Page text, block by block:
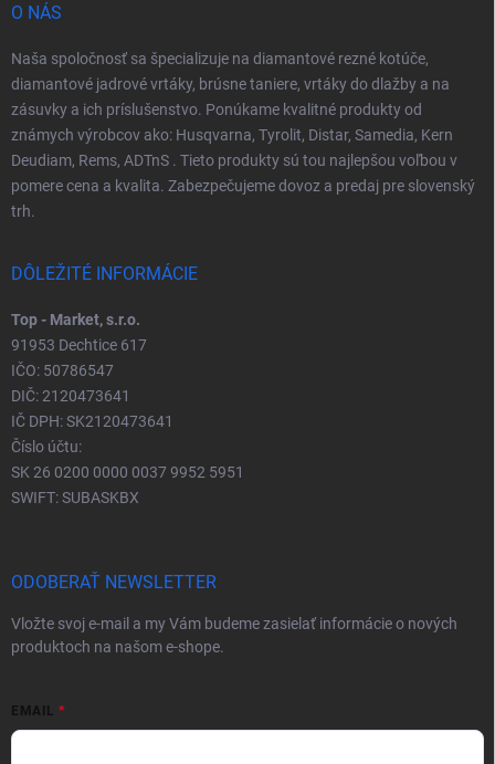
O NÁS
Naša spoločnosť sa špecializuje na diamantové rezné kotúče,
diamantové jadrové vrtáky, brúsne taniere, vrtáky do dlažby a na
zásuvky a ich príslušenstvo. Ponúkame kvalitné produkty od
známych výrobcov ako: Husqvarna, Tyrolit, Distar, Samedia, Kern
Deudiam, Rems, ADTnS . Tieto produkty sú tou najlepšou voľbou v
pomere cena a kvalita. Zabezpečujeme dovoz a predaj pre slovenský
trh.
DÔLEŽITÉ INFORMÁCIE
Top - Market, s.r.o.
91953 Dechtice 617
IČO: 50786547
DIČ: 2120473641
IČ DPH: SK2120473641
Číslo účtu:
SK 26 0200 0000 0037 9952 5951
SWIFT: SUBASKBX
ODOBERAŤ NEWSLETTER
Vložte svoj e-mail a my Vám budeme zasielať informácie o nových
produktoch na našom e-shope.
EMAIL